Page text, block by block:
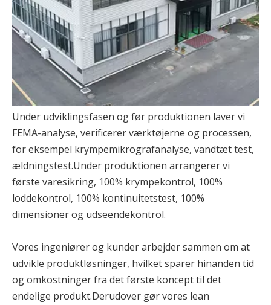
Under udviklingsfasen og før produktionen laver vi
FEMA-analyse, verificerer værktøjerne og processen,
for eksempel krympemikrografanalyse, vandtæt test,
ældningstest.Under produktionen arrangerer vi
første varesikring, 100% krympekontrol, 100%
loddekontrol, 100% kontinuitetstest, 100%
dimensioner og udseendekontrol.
Vores ingeniører og kunder arbejder sammen om at
udvikle produktløsninger, hvilket sparer hinanden tid
og omkostninger fra det første koncept til det
endelige produkt.Derudover gør vores lean